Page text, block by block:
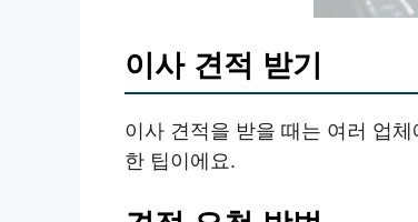
이사 견적 받기
이사 견적을 받을 때는 여러 업
한 팁이에요.